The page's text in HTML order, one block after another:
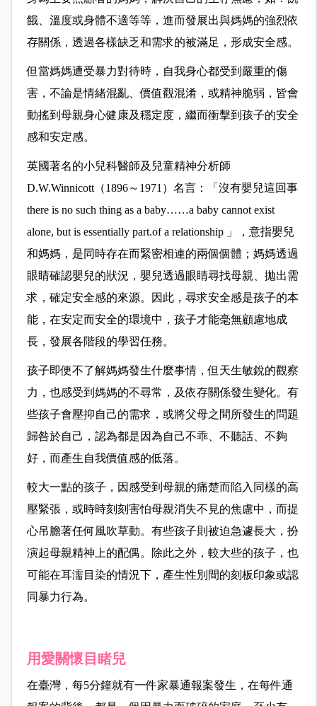
餓、溫度或身體不適等等，進而發展出與媽媽的強烈依
存關係，透過各樣缺乏和需求的被滿足，形成安全感。
但當媽媽遭受暴力對待時，自我身心都受到嚴重的傷
害，不論是情緒混亂、價值觀混淆，或精神脆弱，皆會
動搖到母親身心健康及穩定度，繼而衝擊到孩子的安全
感和安定感。
英國著名的小兒科醫師及兒童精神分析師
D.W.Winnicott（1896～1971）名言：「沒有嬰兒這回事
there is no such thing as a baby……a baby cannot exist
alone, but is essentially part.of a relationship 」，意指嬰兒
和媽媽，是同時存在而緊密相連的兩個個體；媽媽透過
眼睛確認嬰兒的狀況，嬰兒透過眼睛尋找母親、拋出需
求，確定安全感的來源。因此，尋求安全感是孩子的本
能，在安定而安全的環境中，孩子才能毫無顧慮地成
長，發展各階段的學習任務。
孩子即便不了解媽媽發生什麼事情，但天生敏銳的觀察
力，也感受到媽媽的不尋常，及依存關係發生變化。有
些孩子會壓抑自己的需求，或將父母之間所發生的問題
歸咎於自己，認為都是因為自己不乖、不聽話、不夠
好，而產生自我價值感的低落。
較大一點的孩子，因感受到母親的痛楚而陷入同樣的高
壓緊張，或時時刻刻害怕母親消失不見的焦慮中，而提
心吊膽著任何風吹草動。有些孩子則被迫急遽長大，扮
演起母親精神上的配偶。除此之外，較大些的孩子，也
可能在耳濡目染的情況下，產生性別間的刻板印象或認
同暴力行為。
用愛關懷目睹兒
在臺灣，每5分鐘就有一件家暴通報案發生，在每件通